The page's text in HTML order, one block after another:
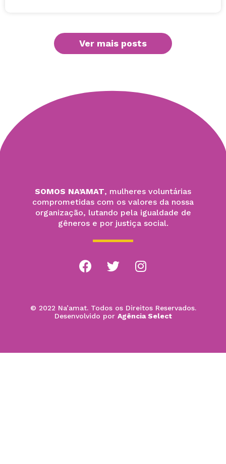
Ver mais posts
SOMOS NA’AMAT, mulheres voluntárias
comprometidas com os valores da nossa
organização, lutando pela igualdade de
gêneros e por justiça social.
© 2022 Na’amat. Todos os Direitos Reservados.
Desenvolvido por Agência Select